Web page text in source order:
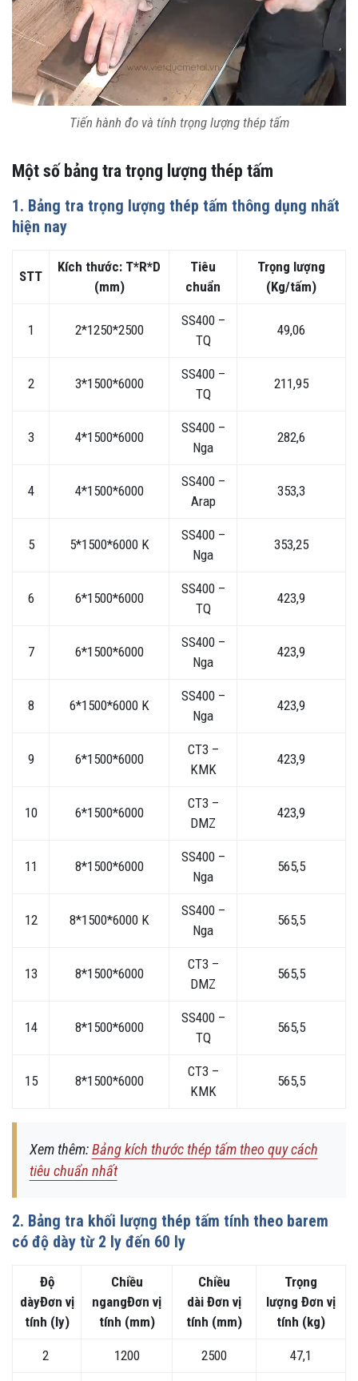
Tiến hành đo và tính trọng lượng thép tấm
Một số bảng tra trọng lượng thép tấm
1. Bảng tra trọng lượng thép tấm thông dụng nhất
hiện nay
STT
Kích thước: T*R*D
(mm)
Tiêu
chuẩn
Trọng lượng
(Kg/tấm)
1 2*1250*2500
SS400 –
TQ
49,06
2 3*1500*6000
SS400 –
TQ
211,95
3 4*1500*6000
SS400 –
Nga
282,6
4 4*1500*6000
SS400 –
Arap
353,3
5 5*1500*6000 K
SS400 –
Nga
353,25
6 6*1500*6000
SS400 –
TQ
423,9
7 6*1500*6000
SS400 –
Nga
423,9
8 6*1500*6000 K
SS400 –
Nga
423,9
9 6*1500*6000
CT3 –
KMK
423,9
10 6*1500*6000
CT3 –
DMZ
423,9
11 8*1500*6000
SS400 –
Nga
565,5
12 8*1500*6000 K
SS400 –
Nga
565,5
13 8*1500*6000
CT3 –
DMZ
565,5
14 8*1500*6000
SS400 –
TQ
565,5
15 8*1500*6000
CT3 –
KMK
565,5
Xem thêm:Bảng kích thước thép tấm theo quy cách
tiêu chuẩn nhất
2. Bảng tra khối lượng thép tấm tính theo barem
có độ dày từ 2 ly đến 60 ly
Độ
dàyĐơn vị
tính (ly)
Chiều
ngangĐơn vị
tính (mm)
Chiều
dài Đơn vị
tính (mm)
Trọng
lượng Đơn vị
tính (kg)
2 1200 2500 47,1